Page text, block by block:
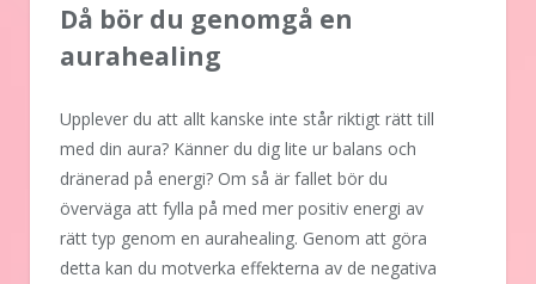
Då bör du genomgå en
aurahealing
Upplever du att allt kanske inte står riktigt rätt till
med din aura? Känner du dig lite ur balans och
dränerad på energi? Om så är fallet bör du
överväga att fylla på med mer positiv energi av
rätt typ genom en aurahealing. Genom att göra
detta kan du motverka effekterna av de negativa